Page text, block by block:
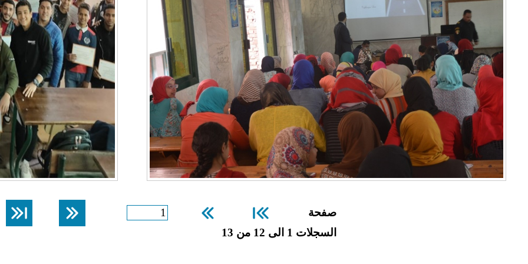
صفحة
السجلات 1 الى 12 من 13